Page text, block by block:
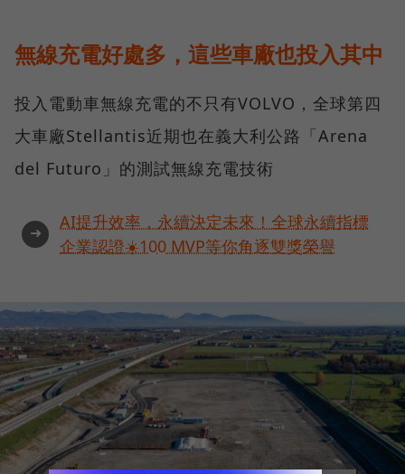
無線充電好處多，這些車廠也投入其中
投入電動車無線充電的不只有VOLVO，全球第四
大車廠Stellantis近期也在義大利公路「Arena
del Futuro」的測試無線充電技術
➜
AI提升效率，永續決定未來！全球永續指標
企業認證☀️100 MVP等你角逐雙獎榮譽